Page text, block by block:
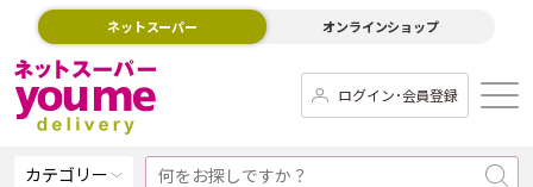
ネットスーパー オンラインショップ
ログイン･会員登録
カテゴリー